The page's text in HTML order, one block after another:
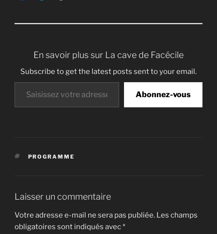
En savoir plus sur La cave de Facécile
Subscribe to get the latest posts sent to your email.
Saisissez votre adresse e-mail…
Abonnez-vous
ÉTIQUETTES
PROGRAMME
Laisser un commentaire
Votre adresse e-mail ne sera pas publiée. Les champs
obligatoires sont indiqués avec*